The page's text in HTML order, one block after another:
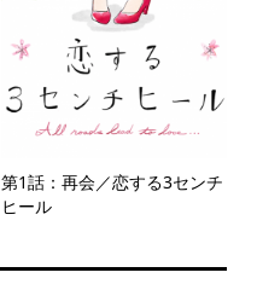
第1話：再会／恋する3センチ
ヒール